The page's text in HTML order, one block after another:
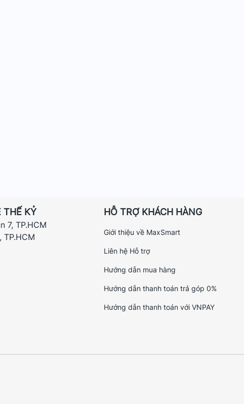
THẾ KỶ
7, TP.HCM
TP.HCM
HỖ TRỢ KHÁCH HÀNG
Giới thiệu về MaxSmart
Liên hệ Hỗ trợ
Hướng dẫn mua hàng
Hướng dẫn thanh toán trả góp 0%
Hướng dẫn thanh toán với VNPAY